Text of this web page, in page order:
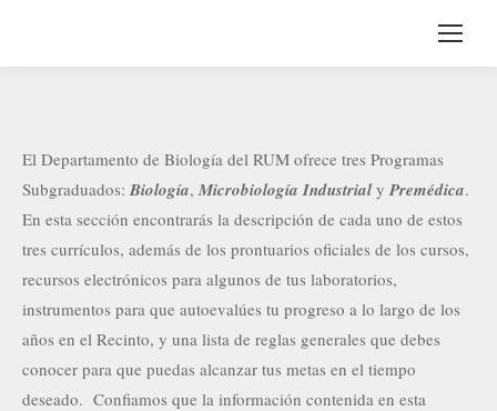
El Departamento de Biología del RUM ofrece tres Programas
Subgraduados: Biología,Microbiología IndustrialyPremédica.
En esta sección encontrarás la descripción de cada uno de estos
tres currículos, además de los prontuarios oficiales de los cursos,
recursos electrónicos para algunos de tus laboratorios,
instrumentos para que autoevalúes tu progreso a lo largo de los
años en el Recinto, y una lista de reglas generales que debes
conocer para que puedas alcanzar tus metas en el tiempo
deseado. Confiamos que la información contenida en esta